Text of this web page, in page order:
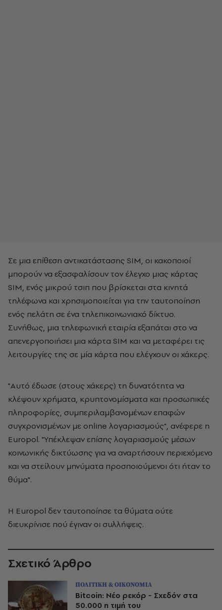
Σε μια επίθεση αντικατάστασης SIM, οι κακοποιοί
μπορούν να εξασφαλίσουν τον έλεγχο μιας κάρτας
SIM, ενός μικρού τσιπ που βρίσκεται στα κινητά
τηλέφωνα και χρησιμοποιείται για την ταυτοποίηση
ενός πελάτη σε ένα τηλεπικοινωνιακό δίκτυο.
Συνήθως, μια τηλεφωνική εταιρία εξαπάται στο να
απενεργοποιήσει μια κάρτα SIM και να μεταφέρει τις
λειτουργίες της σε μία κάρτα που ελέγχουν οι χάκερς.
"Αυτό έδωσε (στους χάκερς) τη δυνατότητα να
κλέψουν χρήματα, κρυπτονομίσματα και προσωπικές
πληροφορίες, συμπεριλαμβανομένων επαφών
συγχρονισμένων με online λογαριασμούς", ανέφερε η
Europol. "Υπέκλεψαν επίσης λογαριασμούς μέσων
κοινωνικής δικτύωσης για να αναρτήσουν περιεχόμενο
και να στείλουν μηνύματα προσποιούμενοι ότι ήταν το
θύμα".
Η Europol δεν ταυτοποίησε τα θύματα ούτε
διευκρίνισε πού έγιναν οι συλλήψεις.
Σχετικό Άρθρο
ΠΟΛΙΤΙΚΗ & ΟΙΚΟΝΟΜΙΑ
Bitcoin: Νέο ρεκόρ - Σχεδόν στα
50.000 η τιμή του